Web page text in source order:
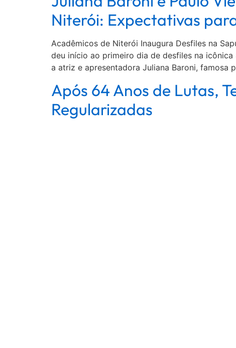
Niterói: Expectativas
Acadêmicos de Niterói Inaugura Desfiles na
deu início ao primeiro dia de desfiles na
a atriz e apresentadora Juliana Baroni, famosa
Após 64 Anos de Lutas,
Regularizadas